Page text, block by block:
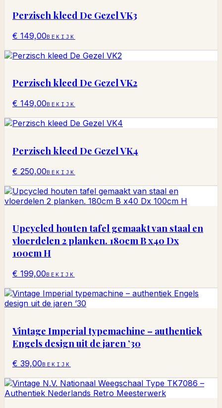
Perzisch kleed De Gezel VK3
€ 149,00BEKIJK
Perzisch kleed De Gezel VK2
€ 149,00BEKIJK
Perzisch kleed De Gezel VK4
€ 250,00BEKIJK
Upcycled houten tafel gemaakt van staal en
vloerdelen 2 planken. 180cm B x40 Dx
100cm H
€ 199,00BEKIJK
Vintage Imperial typemachine – authentiek
Engels design uit de jaren ’30
€ 39,00BEKIJK